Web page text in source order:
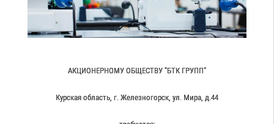
АКЦИОНЕРНОМУ ОБЩЕСТВУ "БТК ГРУПП"
Курская область, г. Железногорск, ул. Мира, д.44